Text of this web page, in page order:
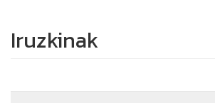
Iruzkinak